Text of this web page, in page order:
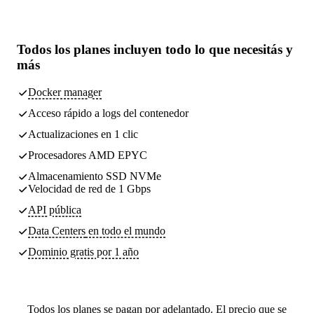
Todos los planes incluyen todo lo que necesitás y
más
Docker manager
Acceso rápido a logs del contenedor
Actualizaciones en 1 clic
Procesadores AMD EPYC
Almacenamiento SSD NVMe
Velocidad de red de 1 Gbps
API pública
Data Centers en todo el mundo
Dominio gratis por 1 año
Todos los planes se pagan por adelantado. El precio que se